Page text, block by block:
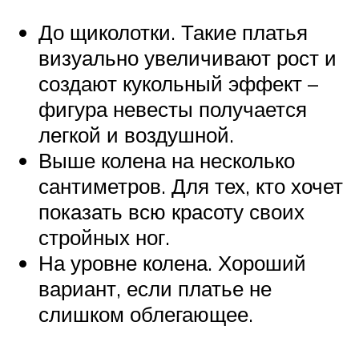
До щиколотки. Такие платья
визуально увеличивают рост и
создают кукольный эффект –
фигура невесты получается
легкой и воздушной.
Выше колена на несколько
сантиметров. Для тех, кто хочет
показать всю красоту своих
стройных ног.
На уровне колена. Хороший
вариант, если платье не
слишком облегающее.